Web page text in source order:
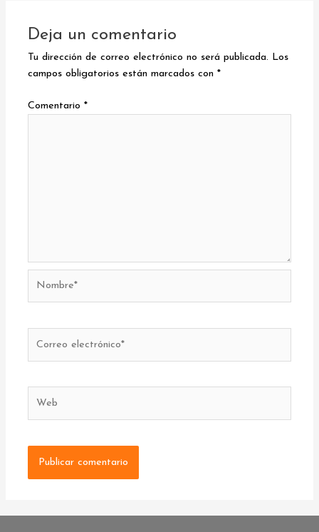
Deja un comentario
Tu dirección de correo electrónico no será publicada. Los
campos obligatorios están marcados con*
Comentario*